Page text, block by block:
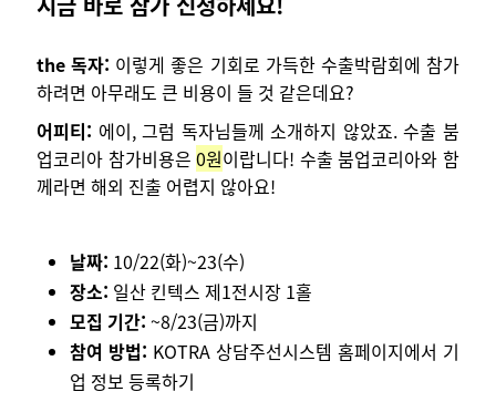
the 독자: 이렇게 좋은 기회로 가득한 수출박람회에 참가
하려면 아무래도 큰 비용이 들 것 같은데요?
어피티: 에이, 그럼 독자님들께 소개하지 않았죠. 수출 붐
업코리아 참가비용은0원이랍니다! 수출 붐업코리아와 함
께라면 해외 진출 어렵지 않아요!
날짜: 10/22(화)~23(수)
장소: 일산 킨텍스 제1전시장 1홀
모집 기간: ~8/23(금)까지
참여 방법: KOTRA 상담주선시스템 홈페이지에서 기
업 정보 등록하기